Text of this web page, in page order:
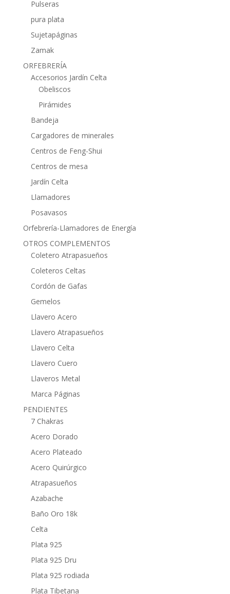
Pulseras
pura plata
Sujetapáginas
Zamak
ORFEBRERÍA
Accesorios Jardín Celta
Obeliscos
Pirámides
Bandeja
Cargadores de minerales
Centros de Feng-Shui
Centros de mesa
Jardín Celta
Llamadores
Posavasos
Orfebrería-Llamadores de Energía
OTROS COMPLEMENTOS
Coletero Atrapasueños
Coleteros Celtas
Cordón de Gafas
Gemelos
Llavero Acero
Llavero Atrapasueños
Llavero Celta
Llavero Cuero
Llaveros Metal
Marca Páginas
PENDIENTES
7 Chakras
Acero Dorado
Acero Plateado
Acero Quirúrgico
Atrapasueños
Azabache
Baño Oro 18k
Celta
Plata 925
Plata 925 Dru
Plata 925 rodiada
Plata Tibetana